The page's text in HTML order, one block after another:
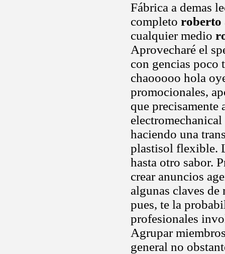
Fábrica a demas
completo
cualquier medio
Aprovecharé el
con gencias poco
chaooooo hola
promocionales,
que precisamente
haciendo una
plastisol flexible.
hasta otro sabor.
crear anuncios
algunas claves de
pues, te la
profesionales
Agrupar
general no